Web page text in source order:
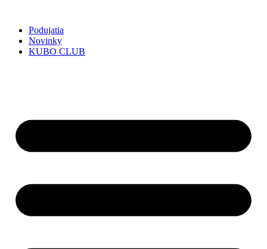
obsah
Podujatia
Novinky
KUBO CLUB